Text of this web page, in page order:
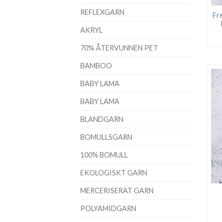
REFLEXGARN
AKRYL
70% ÅTERVUNNEN PET
BAMBOO
BABY LAMA
BABY LAMA
BLANDGARN
BOMULLSGARN
100% BOMULL
EKOLOGISKT GARN
MERCERISERAT GARN
POLYAMIDGARN